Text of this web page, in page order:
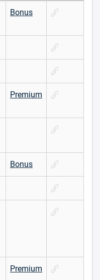
Bonus
Premium
Bonus
Premium